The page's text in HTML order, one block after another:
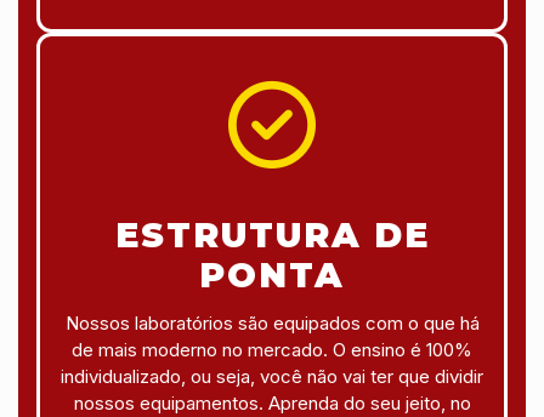
ESTRUTURA DE
PONTA
Nossos laboratórios são equipados com o que há
de mais moderno no mercado. O ensino é 100%
individualizado, ou seja, você não vai ter que dividir
nossos equipamentos. Aprenda do seu jeito, no